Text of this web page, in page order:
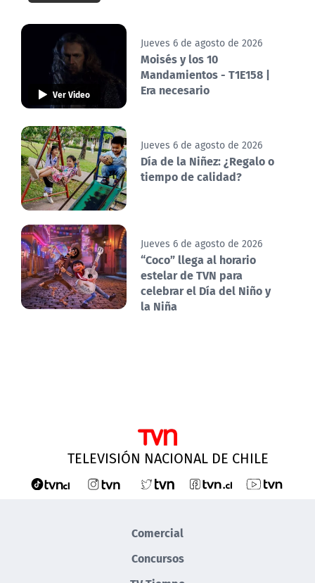
Ver Video
Jueves 6 de agosto de 2026
Moisés y los 10
Mandamientos - T1E158 |
Era necesario
Jueves 6 de agosto de 2026
Día de la Niñez: ¿Regalo o
tiempo de calidad?
Jueves 6 de agosto de 2026
“Coco” llega al horario
estelar de TVN para
celebrar el Día del Niño y
la Niña
TELEVISIÓN NACIONAL DE CHILE
Comercial
Concursos